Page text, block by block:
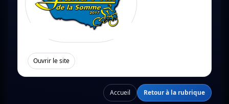
Ouvrir le site
Accueil Retour à la rubrique